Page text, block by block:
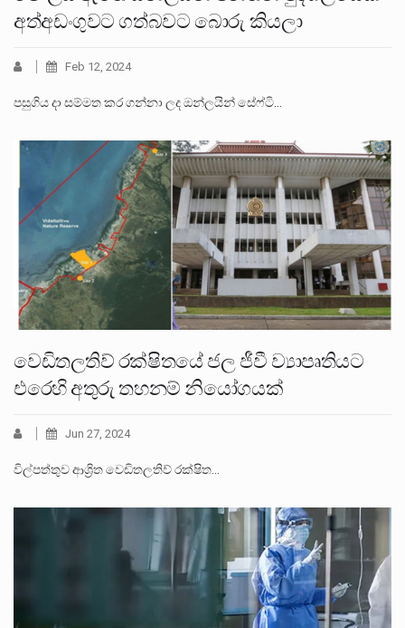
අත්අඩංගුවට ගත්බවට බොරු කියලා
Feb 12, 2024
පසුගිය දා සම්මත කර ගන්නා ලද ඔන්ලයින් සේෆ්ටි…
වෙඩිතලතිව් රක්ෂිතයේ ජල ජීවී ව්‍යාපෘතියට
එරෙහි අතුරු තහනම් නියෝගයක්
Jun 27, 2024
විල්පත්තුව ආශ්‍රිත වෙඩිතලතිව් රක්ෂිත…